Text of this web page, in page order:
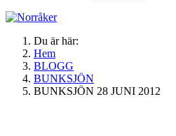
Du är här:
Hem
BLOGG
BUNKSJÖN
BUNKSJÖN 28 JUNI 2012